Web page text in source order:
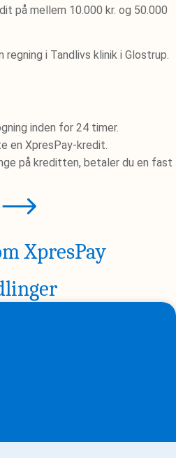
på mellem 10.000 kr. og 50.000
i Tandlivs klinik i Glostrup.
inden for 24 timer.
en XpresPay-kredit.
på kreditten, betaler du en fast
XpresPay